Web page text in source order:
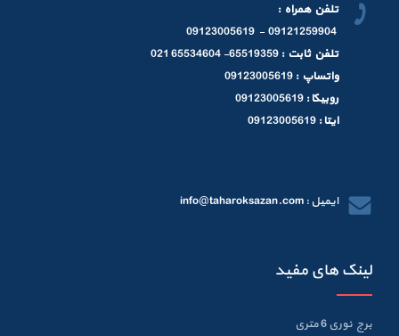
تلفن همراه :
09121259904 - 09123005619
تلفن ثابت : 65519359- 65534604 021
واتساپ : 09123005619
روبیکا : 09123005619
ایتا : 09123005619
ایمیل : info@taharoksazan.com
لینک های مفید
برج نوری 6 متری